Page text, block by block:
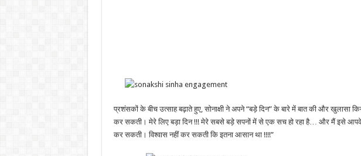
प्रशंसकों के बीच उत्साह बढ़ाते हुए, सोनाक्षी ने अपने “बड़े दिन” के बारे में बात की और खुलासा
कर सकती। मेरे लिए बड़ा दिन !!! मेरे सबसे बड़े सपनों में से एक सच हो रहा है… और मैं इसे
कर सकती। विश्वास नहीं कर सकती कि इतना आसान था !!!!”